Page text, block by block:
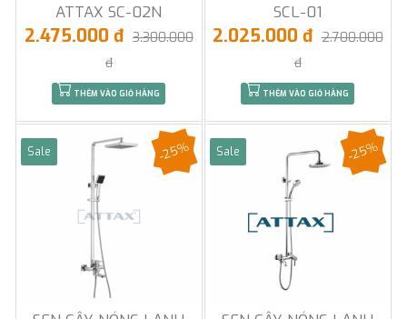
ATTAX SC-02N
2.475.000 đ 3.300.000
đ
THÊM VÀO GIỎ HÀNG
SCL-01
2.025.000 đ 2.700.000
đ
THÊM VÀO GIỎ HÀNG
Sale -25% Sale -25%